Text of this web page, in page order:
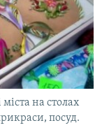
на столах
посуд.